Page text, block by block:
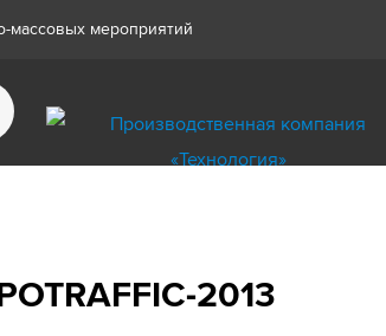
массовых мероприятий
2013